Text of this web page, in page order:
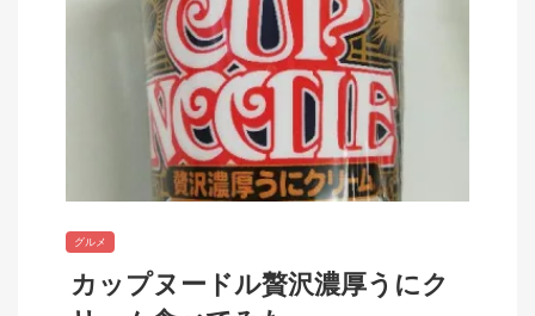
グルメ
カップヌードル贅沢濃厚うにク